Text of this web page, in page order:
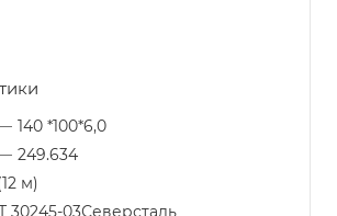
140 *100*6,0
249.634
м)
30245-03Северсталь